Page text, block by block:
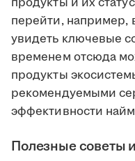
перейти, например,
увидеть ключевые
временем отсюда
продукты
рекомендуемыми
эффективности
Полезные советы